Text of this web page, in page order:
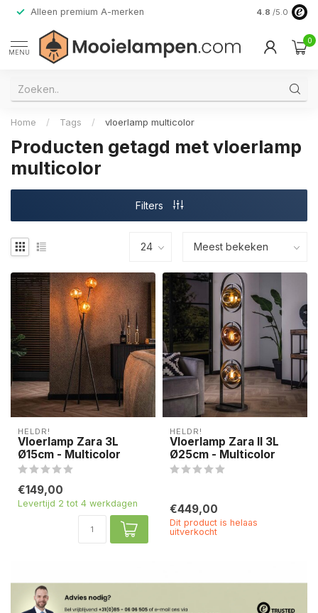
Alleen premium A-merken 4.8 /5.0
MENU
0
Home / Tags / vloerlamp multicolor
Producten getagd met vloerlamp
multicolor
Filters
HELDR!
Vloerlamp Zara 3L
Ø15cm - Multicolor
€149,00
Levertijd 2 tot 4 werkdagen
HELDR!
Vloerlamp Zara II 3L
Ø25cm - Multicolor
€449,00
Dit product is helaas
uitverkocht